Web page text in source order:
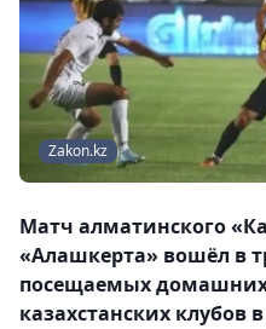
Zakon.kz
Матч алматинского
«Алашкерта» вошёл в
посещаемых
казахстанских клубов